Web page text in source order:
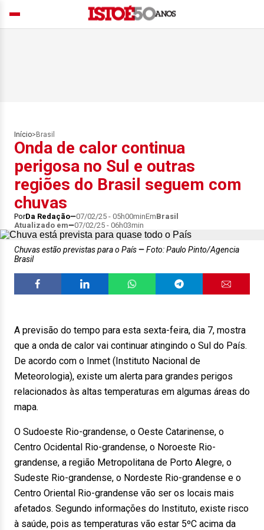
Início> Brasil
Onda de calor continua
perigosa no Sul e outras
regiões do Brasil seguem com
chuvas
PorDa Redação 07/02/25 - 05h00minEmBrasil
Atualizado em
07/02/25 - 06h03min
Chuvas estão previstas para o País
Foto: Paulo Pinto/Agencia
Brasil
A previsão do tempo para esta sexta-feira, dia 7, mostra
que a onda de calor vai continuar atingindo o Sul do País.
De acordo com o Inmet (Instituto Nacional de
Meteorologia), existe um alerta para grandes perigos
relacionados às altas temperaturas em algumas áreas do
mapa.
O Sudoeste Rio-grandense, o Oeste Catarinense, o
Centro Ocidental Rio-grandense, o Noroeste Rio-
grandense, a região Metropolitana de Porto Alegre, o
Sudeste Rio-grandense, o Nordeste Rio-grandense e o
Centro Oriental Rio-grandense vão ser os locais mais
afetados. Segundo informações do Instituto, existe risco
à saúde, pois as temperaturas vão estar 5ºC acima da